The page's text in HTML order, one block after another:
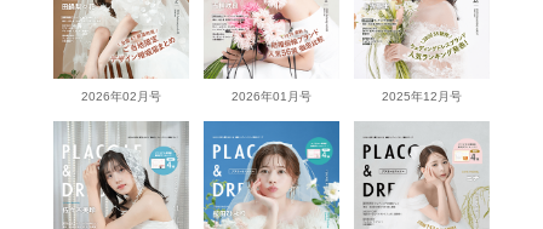
2026年02月号 2026年01月号 2025年12月号